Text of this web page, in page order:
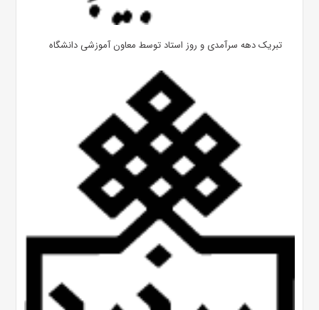
تبریک دهه سرآمدی و روز استاد توسط معاون آموزشی دانشگاه